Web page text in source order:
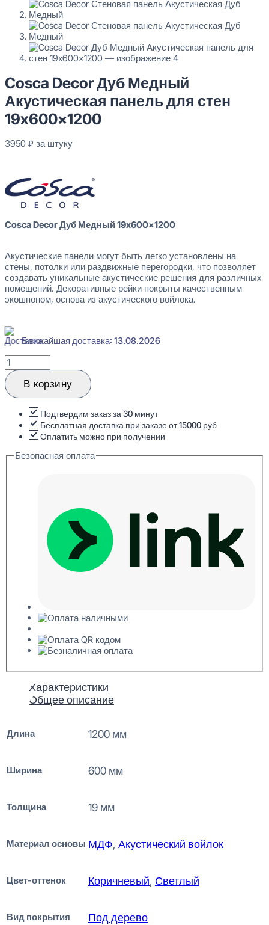
Cosca Decor Дуб Медный
Акустическая панель для стен
19x600x1200
3950 ₽ за штуку
Cosca Decor Дуб Медный 19x600x1200
Акустические панели могут быть легко установлены на
стены, потолки или раздвижные перегородки, что позволяет
создавать уникальные акустические решения для различных
помещений. Декоративные рейки покрыты качественным
экошпоном, основа из акустического войлока.
Ближайшая доставка: 13.08.2026
Количество
товара
Cosca
Decor
Медный
Акустическая
панель
стен
В корзину
Подтвердим заказ за 30 минут
Бесплатная доставка при заказе от 15000 руб
Оплатить можно при получении
Безопасная оплата
Характеристики
Общее описание
Длина 1200 мм
Ширина 600 мм
Толщина 19 мм
Материал основы МДФ, Акустический войлок
Цвет-оттенок Коричневый, Светлый
Вид покрытия Под дерево